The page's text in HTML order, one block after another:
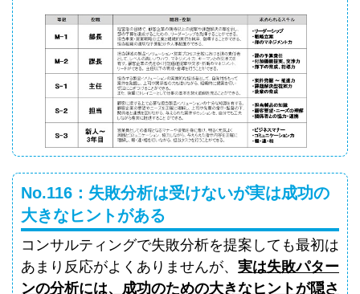
No.116：失敗分析は受けないが実は成功の
大きなヒントがある
コンサルティングで失敗分析を提案しても最初は
あまり反応がよくありませんが、 実は失敗パター
ンの分析には、成功のための大きなヒントが隠さ